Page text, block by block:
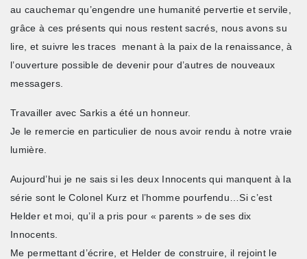
au cauchemar qu’engendre une humanité pervertie et servile,
grâce à ces présents qui nous restent sacrés, nous avons su
lire, et suivre les traces menant à la paix de la renaissance, à
l’ouverture possible de devenir pour d’autres de nouveaux
messagers.
Travailler avec Sarkis a été un honneur.
Je le remercie en particulier de nous avoir rendu à notre vraie
lumière.
Aujourd’hui je ne sais si les deux Innocents qui manquent à la
série sont le Colonel Kurz et l’homme pourfendu…Si c’est
Helder et moi, qu’il a pris pour « parents » de ses dix
Innocents.
Me permettant d’écrire, et Helder de construire, il rejoint le